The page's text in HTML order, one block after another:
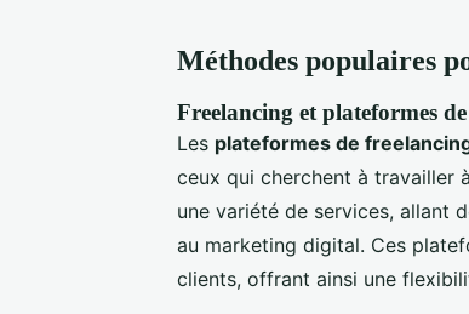
Méthodes populaires
Freelancing et plateformes
Les plateformes de
ceux qui cherchent à travailler
une variété de services, allant
au marketing digital. Ces
clients, offrant ainsi une